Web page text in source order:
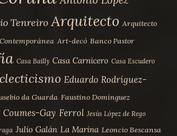
Tenreiro Arquitecto Arquitecto
Art-decó Banco Pastor
Casa Bailly Casa Carnicero Casa Escudero
Eduardo Rodríguez-
da Guarda Faustino Domínguez
Gay Ferrol Jesús López de Rego
Julio Galán La Marina Leoncio Bescansa